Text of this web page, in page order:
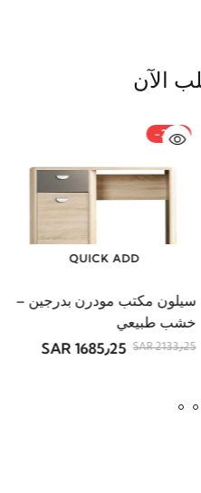
الآن
-21%
سيلون مكتب مودرن بدرجين –
خشب طبيعي